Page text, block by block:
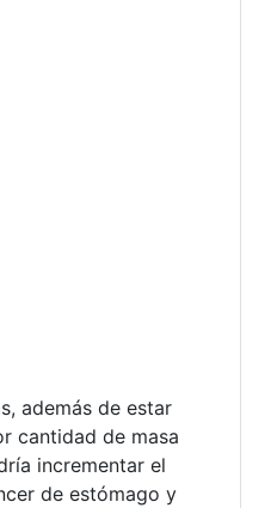
además de estar
cantidad de masa
incrementar el
de estómago y